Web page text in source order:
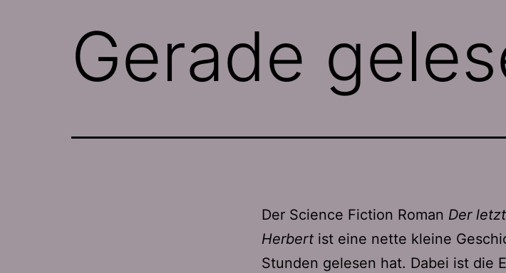
Gerade
Der Science Fiction Roman Der
Herbert ist eine nette kleine
Stunden gelesen hat. Dabei ist die